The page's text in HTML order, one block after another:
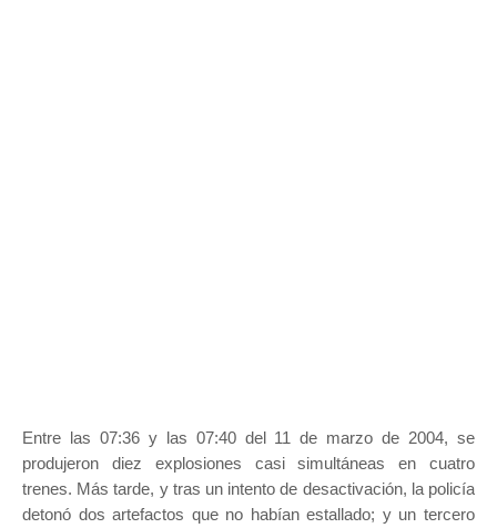
Entre las 07:36 y las 07:40 del 11 de marzo de 2004, se
produjeron diez explosiones casi simultáneas en cuatro
trenes. Más tarde, y tras un intento de desactivación, la policía
detonó dos artefactos que no habían estallado; y un tercero